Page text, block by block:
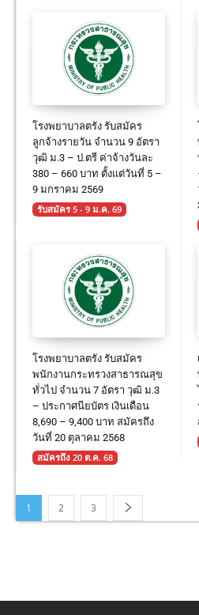
โรงพยาบาลตรัง รับสมัคร
ลูกจ้างรายวัน จำนวน 9 อัตรา
วุฒิ ม.3 – ป.ตรี ค่าจ้างวันละ
380 – 660 บาท ตั้งแต่วันที่ 5 –
9 มกราคม 2569
รับสมัคร 5 - 9 ม.ค. 69
โรงพยาบาลตรัง รับสมัคร
พนักงานกระทรวงสาธารณสุข
ทั่วไป จำนวน 7 อัตรา วุฒิ ม.3
– ประกาศนียบัตร เงินเดือน
8,690 – 9,400 บาท สมัครถึง
วันที่ 20 ตุลาคม 2568
สมัครถึง 20 ต.ค. 68
1 2 3